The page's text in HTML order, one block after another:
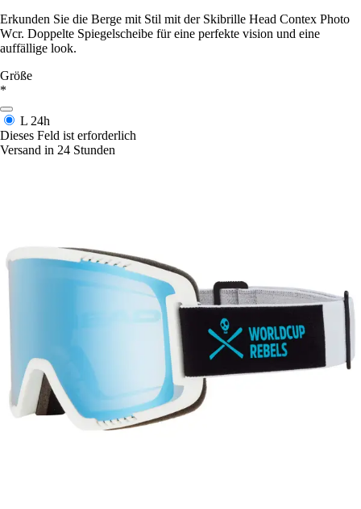
Erkunden Sie die Berge mit Stil mit der Skibrille Head Contex Photo
Wcr. Doppelte Spiegelscheibe für eine perfekte vision und eine
auffällige look.
Größe
*
L 24h
Dieses Feld ist erforderlich
Versand in 24 Stunden